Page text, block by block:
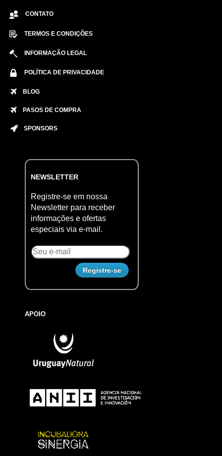
CONTATO
TERMOS E CONDIÇÕES
INFORMAÇÃO LEGAL
POLÍTICA DE PRIVACIDADE
BLOG
PASOS DE COMPRA
SPONSORS
NEWSLETTER
Registre-se em nossa
Newsletter para receber
informações e ofertas
especiais via e-mail.
APOIO